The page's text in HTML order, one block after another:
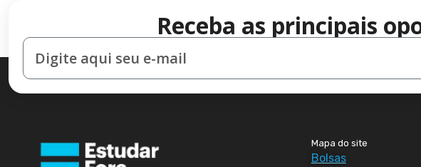
Receba as principais
Mapa do site
Bolsas